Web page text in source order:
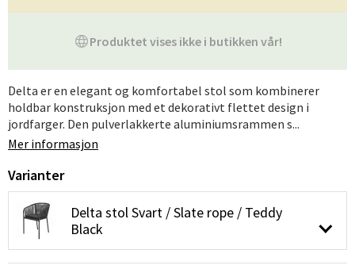
Produktet vises ikke i butikken vår!
Delta er en elegant og komfortabel stol som kombinerer
holdbar konstruksjon med et dekorativt flettet design i
jordfarger. Den pulverlakkerte aluminiumsrammen s...
Mer informasjon
Varianter
Delta stol Svart / Slate rope / Teddy
Black